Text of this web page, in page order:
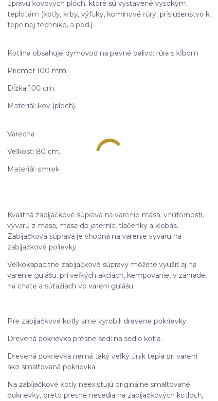
úpravu kovových plôch, ktoré sú vystavené vysokým
teplotám (kotly, krby, výfuky, komínové rúry, príslušenstvo k
tepelnej technike, a pod.).
Kotlina obsahuje dymovod na pevné palivo: rúra s kĺbom
Priemer 100 mm.
Dĺžka 100 cm.
Materiál: kov (plech).
Varecha
Veľkosť: 80 cm.
Materiál: smrek.
Kvalitná zabíjačkové súprava na varenie mäsa, vnútornosti,
vývaru z mäsa, mäsa do jaterníc, tlačenky a klobás.
Zabíjačková súprava je vhodná na varenie vývaru na
zabíjačkové polievky.
Veľkokapacitné zabíjačkové súpravy môžete využiť aj na
varenie gulášu, pri veľkých akciách, kempovanie, v záhrade,
na chate a súťažiach vo varení gulášu.
Pre zabíjačkové kotly sme vyrobili drevene pokrievky.
Drevená pokrievka presne sedí na sedlo kotla.
Drevená pokrievka nemá taký veľký únik tepla pri varení
ako smaltovaná pokrievka.
Na zabíjačkové kotly neexistujú originálne smaltované
pokrievky, preto presne nesedia na zabíjačkových kotloch,